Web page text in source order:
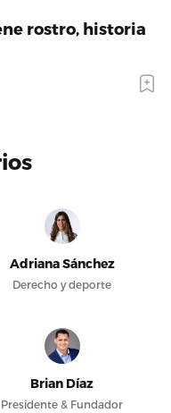
rostro, historia
Adriana Sánchez
Derecho y deporte
Brian Díaz
Presidente & Fundador